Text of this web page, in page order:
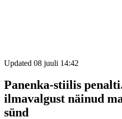
Updated 08 juuli 14:42
Panenka-stiilis
ilmavalgust näinud
sünd